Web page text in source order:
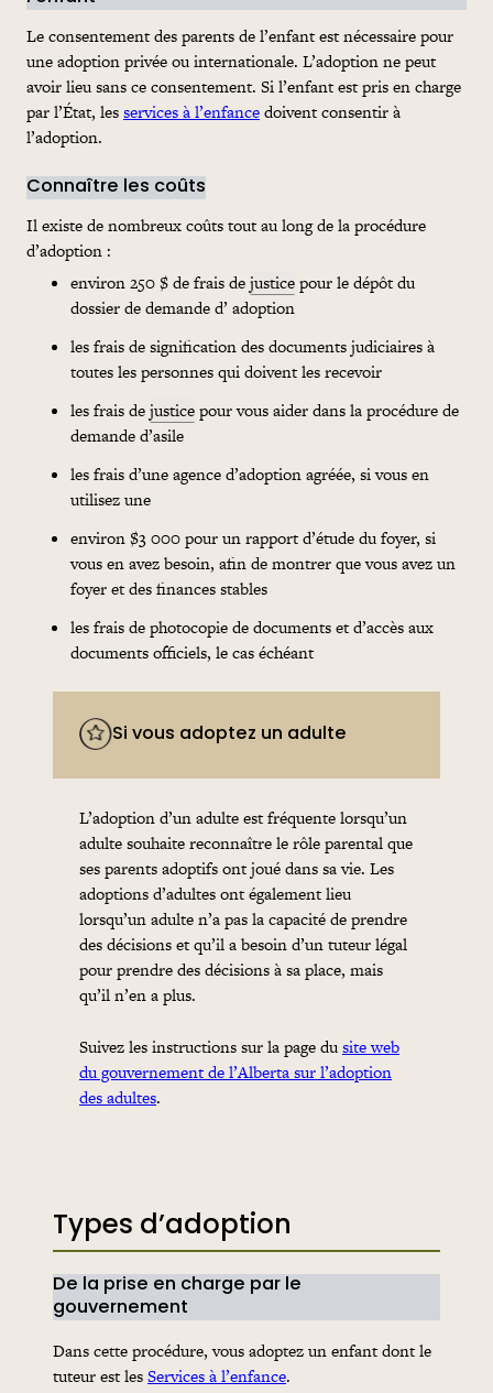
Le consentement des parents de l’enfant est nécessaire pour
une adoption privée ou internationale. L’adoption ne peut
avoir lieu sans ce consentement. Si l’enfant est pris en charge
par l’État, lesservices à l’enfancedoivent consentir à
l’adoption.
Connaître les coûts
Il existe de nombreux coûts tout au long de la procédure
d’adoption :
environ 250 $ defraisdejusticepour le dépôt du
dossier dedemande d’ adoption
lesfraisde signification des documents judiciaires à
toutes les personnes qui doivent les recevoir
lesfraisdejusticepour vous aider dans la procédure de
demande d’asile
lesfraisd’une agence d’adoption agréée, si vous en
utilisez une
environ $3 000 pour un rapport d’étude du foyer, si
vous en avez besoin, afin de montrer que vous avez un
foyer et des finances stables
lesfraisde photocopie de documents et d’accès aux
documents officiels, le cas échéant
Si vous adoptez un adulte
L’adoption d’un adulte est fréquente lorsqu’un
adulte souhaite reconnaître le rôle parental que
ses parents adoptifs ont joué dans sa vie. Les
adoptions d’adultes ont également lieu
lorsqu’un adulte n’a pas la capacité de prendre
des décisions et qu’il a besoin d’un tuteur légal
pour prendre des décisions à sa place, mais
qu’il n’en a plus.
Suivez les instructions sur la page dusite web
du gouvernement de l’Alberta sur l’adoption
des adultes.
Types d’adoption
De la prise en charge par le
gouvernement
Dans cette procédure, vous adoptez un enfant dont le
tuteur est lesServices à l’enfance.